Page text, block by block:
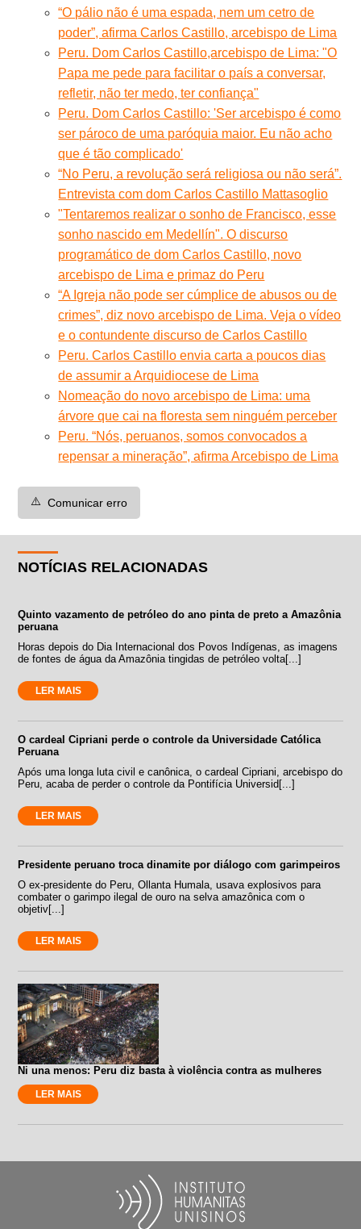
“O pálio não é uma espada, nem um cetro de
poder”, afirma Carlos Castillo, arcebispo de Lima
Peru. Dom Carlos Castillo,arcebispo de Lima: "O
Papa me pede para facilitar o país a conversar,
refletir, não ter medo, ter confiança"
Peru. Dom Carlos Castillo: 'Ser arcebispo é como
ser pároco de uma paróquia maior. Eu não acho
que é tão complicado'
“No Peru, a revolução será religiosa ou não será”.
Entrevista com dom Carlos Castillo Mattasoglio
"Tentaremos realizar o sonho de Francisco, esse
sonho nascido em Medellín". O discurso
programático de dom Carlos Castillo, novo
arcebispo de Lima e primaz do Peru
“A Igreja não pode ser cúmplice de abusos ou de
crimes”, diz novo arcebispo de Lima. Veja o vídeo
e o contundente discurso de Carlos Castillo
Peru. Carlos Castillo envia carta a poucos dias
de assumir a Arquidiocese de Lima
Nomeação do novo arcebispo de Lima: uma
árvore que cai na floresta sem ninguém perceber
Peru. “Nós, peruanos, somos convocados a
repensar a mineração”, afirma Arcebispo de Lima
⚠️ Comunicar erro
NOTÍCIAS RELACIONADAS
Quinto vazamento de petróleo do ano pinta de preto a Amazônia
peruana
Horas depois do Dia Internacional dos Povos Indígenas, as imagens
de fontes de água da Amazônia tingidas de petróleo volta[...]
LER MAIS
O cardeal Cipriani perde o controle da Universidade Católica
Peruana
Após uma longa luta civil e canônica, o cardeal Cipriani, arcebispo do
Peru, acaba de perder o controle da Pontifícia Universid[...]
LER MAIS
Presidente peruano troca dinamite por diálogo com garimpeiros
O ex-presidente do Peru, Ollanta Humala, usava explosivos para
combater o garimpo ilegal de ouro na selva amazônica com o
objetiv[...]
LER MAIS
Ni una menos: Peru diz basta à violência contra as mulheres
LER MAIS